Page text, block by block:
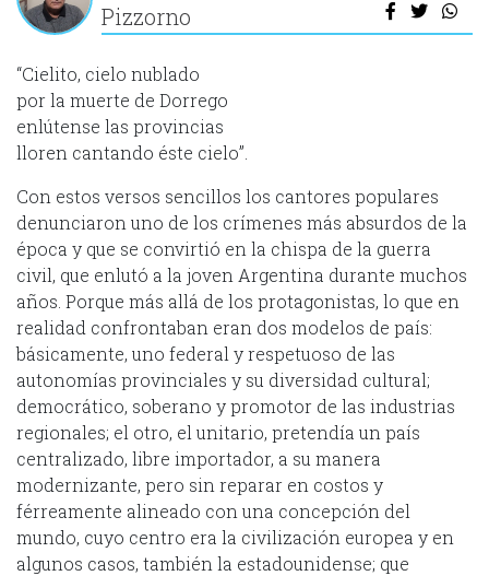
Pizzorno
“Cielito, cielo nublado
por la muerte de Dorrego
enlútense las provincias
lloren cantando éste cielo”.
Con estos versos sencillos los cantores populares
denunciaron uno de los crímenes más absurdos de la
época y que se convirtió en la chispa de la guerra
civil, que enlutó a la joven Argentina durante muchos
años. Porque más allá de los protagonistas, lo que en
realidad confrontaban eran dos modelos de país:
básicamente, uno federal y respetuoso de las
autonomías provinciales y su diversidad cultural;
democrático, soberano y promotor de las industrias
regionales; el otro, el unitario, pretendía un país
centralizado, libre importador, a su manera
modernizante, pero sin reparar en costos y
férreamente alineado con una concepción del
mundo, cuyo centro era la civilización europea y en
algunos casos, también la estadounidense; que